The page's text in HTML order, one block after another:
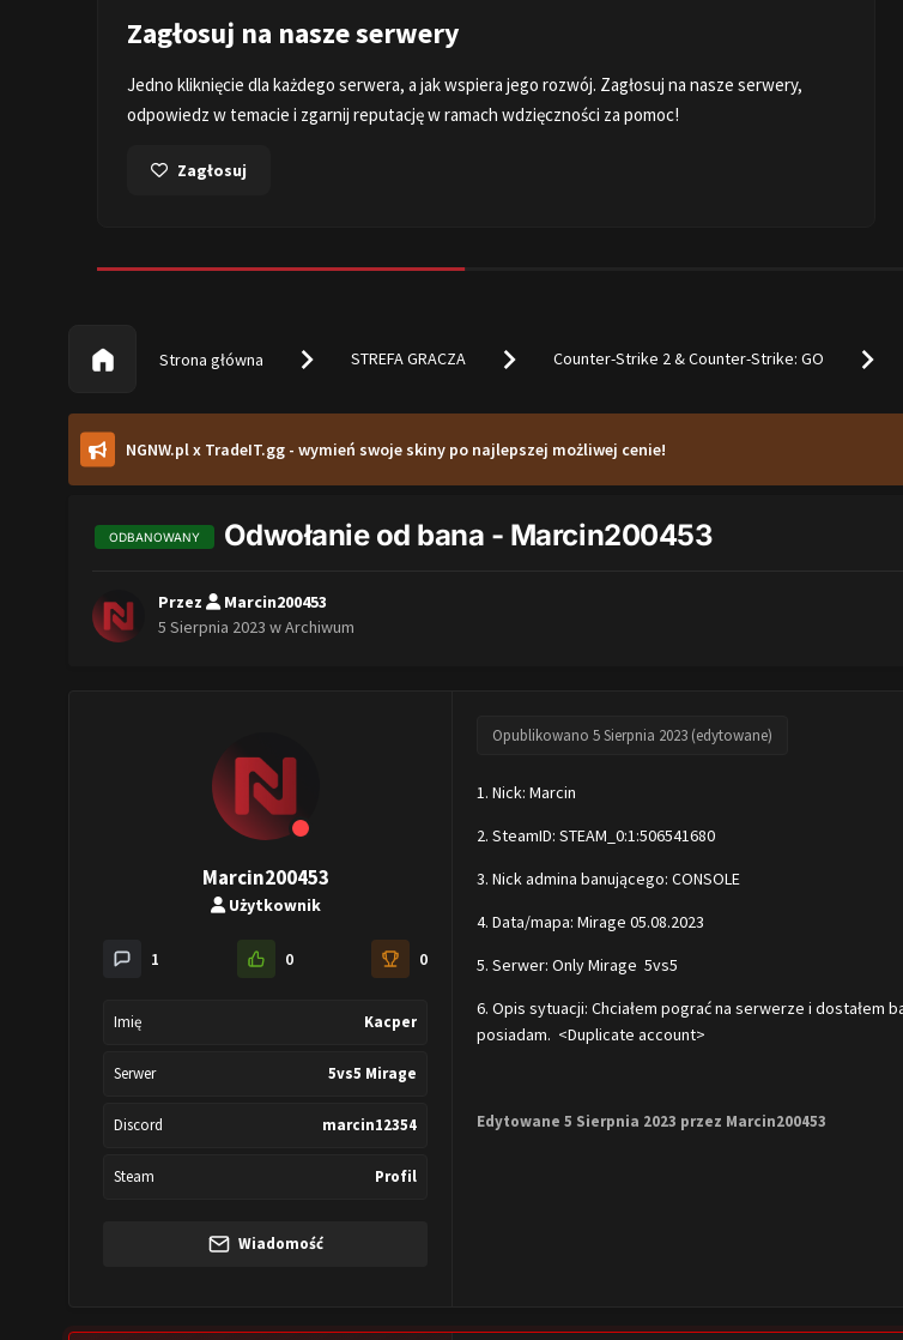
Zagłosuj na nasze serwery
Jedno kliknięcie dla każdego serwera, a jak wspiera jego rozwój. Zagłosuj na nasze serwery,
odpowiedz w temacie i zgarnij reputację w ramach wdzięczności za pomoc!
Zagłosuj
Strona główna STREFA GRACZA Counter-Strike 2 & Counter-Strike: GO
NGNW.pl x TradeIT.gg - wymień swoje skiny po najlepszej możliwej cenie!
ODBANOWANY Odwołanie od bana - Marcin200453
Przez
Marcin200453
5 Sierpnia 2023 wArchiwum
Marcin200453
Użytkownik
1 0 0
Imię Kacper
Serwer 5vs5 Mirage
Discord marcin12354
Steam Profil
Wiadomość
Opublikowano 5 Sierpnia 2023 (edytowane)
1. Nick: Marcin
2. SteamID: STEAM_0:1:506541680
3. Nick admina banującego: CONSOLE
4. Data/mapa: Mirage 05.08.2023
5. Serwer: Only Mirage 5vs5
6. Opis sytuacji: Chciałem pograć na serwerze i dostałem
posiadam. <Duplicate account>
Edytowane 5 Sierpnia 2023 przez Marcin200453